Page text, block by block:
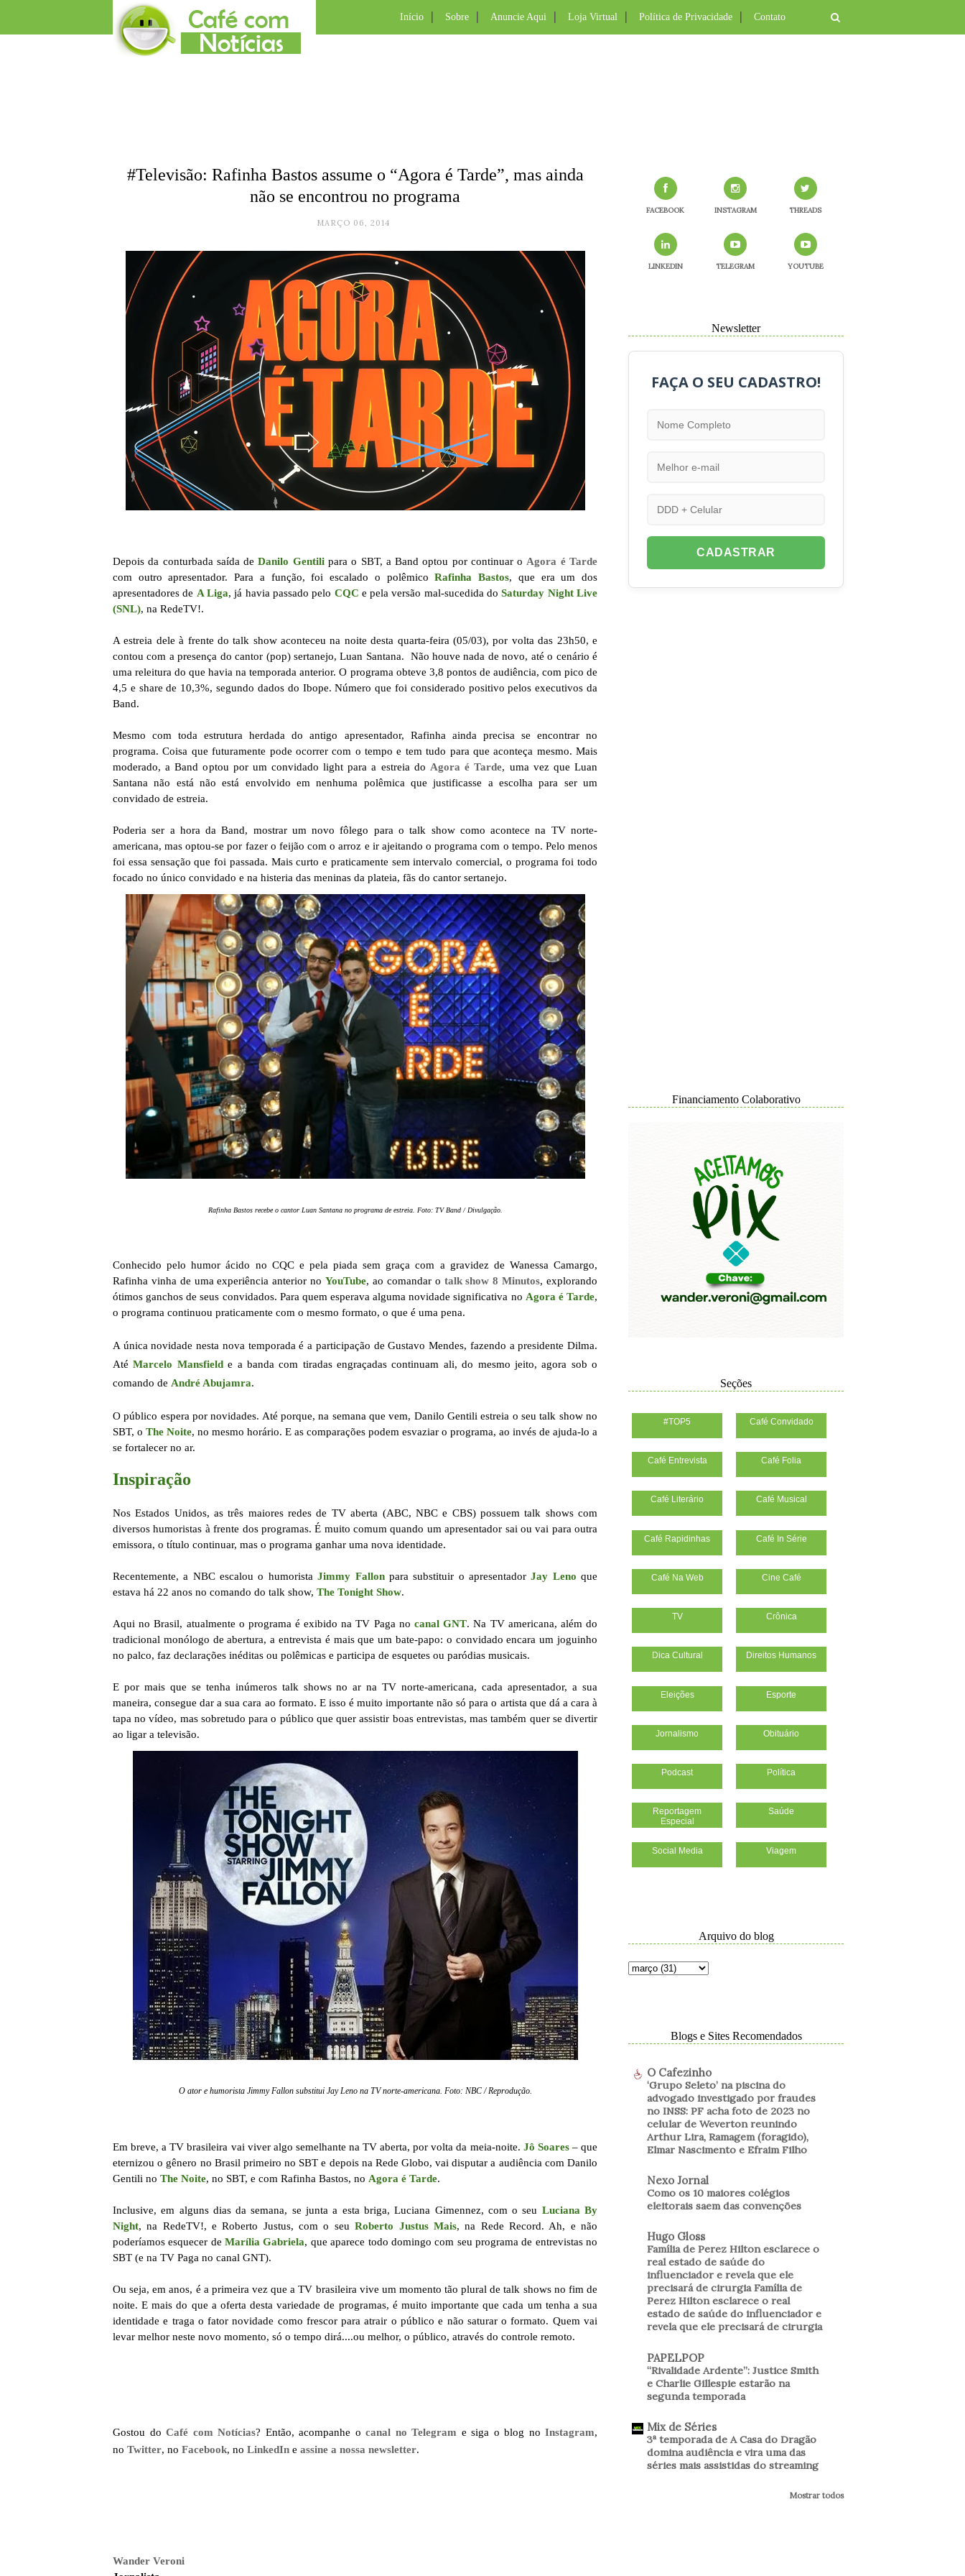
Início Sobre Anuncie Aqui Loja Virtual Política de Privacidade Contato
#Televisão: Rafinha Bastos assume o “Agora é Tarde”, mas ainda
não se encontrou no programa
MARÇO 06, 2014
Depois da conturbada saída deDanilo Gentilipara o SBT, a Band optou por continuar o Agora é Tarde
com outro apresentador. Para a função, foi escalado o polêmicoRafinha Bastos, que era um dos
apresentadores de A Liga, já havia passado pelo CQC e pela versão mal-sucedida doSaturday Night Live
(SNL), na RedeTV!.
A estreia dele à frente do talk show aconteceu na noite desta quarta-feira (05/03), por volta das 23h50, e
contou com a presença do cantor (pop) sertanejo, Luan Santana. Não houve nada de novo, até o cenário é
uma releitura do que havia na temporada anterior. O programa obteve 3,8 pontos de audiência, com pico de
4,5 e share de 10,3%, segundo dados do Ibope. Número que foi considerado positivo pelos executivos da
Band.
Mesmo com toda estrutura herdada do antigo apresentador, Rafinha ainda precisa se encontrar no
programa. Coisa que futuramente pode ocorrer com o tempo e tem tudo para que aconteça mesmo. Mais
moderado, a Band optou por um convidado light para a estreia do Agora é Tarde, uma vez que Luan
Santana não está não está envolvido em nenhuma polêmica que justificasse a escolha para ser um
convidado de estreia.
Poderia ser a hora da Band, mostrar um novo fôlego para o talk show como acontece na TV norte-
americana, mas optou-se por fazer o feijão com o arroz e ir ajeitando o programa com o tempo. Pelo menos
foi essa sensação que foi passada. Mais curto e praticamente sem intervalo comercial, o programa foi todo
focado no único convidado e na histeria das meninas da plateia, fãs do cantor sertanejo.
Rafinha Bastos recebe o cantor Luan Santana no programa de estreia. Foto: TV Band / Divulgação.
Conhecido pelo humor ácido no CQC e pela piada sem graça com a gravidez de Wanessa Camargo,
Rafinha vinha de uma experiência anterior noYouTube, ao comandar o talk show 8 Minutos, explorando
ótimos ganchos de seus convidados. Para quem esperava alguma novidade significativa no Agora é Tarde,
o programa continuou praticamente com o mesmo formato, o que é uma pena.
A única novidade nesta nova temporada é a participação de Gustavo Mendes, fazendo a presidente Dilma.
AtéMarcelo Mansfielde a banda com tiradas engraçadas continuam ali, do mesmo jeito, agora sob o
comando de André Abujamra.
O público espera por novidades. Até porque, na semana que vem, Danilo Gentili estreia o seu talk show no
SBT, o The Noite, no mesmo horário. E as comparações podem esvaziar o programa, ao invés de ajuda-lo a
se fortalecer no ar.
Inspiração
Nos Estados Unidos, as três maiores redes de TV aberta (ABC, NBC e CBS) possuem talk shows com
diversos humoristas à frente dos programas. É muito comum quando um apresentador sai ou vai para outra
emissora, o título continuar, mas o programa ganhar uma nova identidade.
Recentemente, a NBC escalou o humoristaJimmy Fallonpara substituir o apresentadorJay Leno que
estava há 22 anos no comando do talk show, The Tonight Show.
Aqui no Brasil, atualmente o programa é exibido na TV Paga no canal GNT. Na TV americana, além do
tradicional monólogo de abertura, a entrevista é mais que um bate-papo: o convidado encara um joguinho
no palco, faz declarações inéditas ou polêmicas e participa de esquetes ou paródias musicais.
E por mais que se tenha inúmeros talk shows no ar na TV norte-americana, cada apresentador, a sua
maneira, consegue dar a sua cara ao formato. E isso é muito importante não só para o artista que dá a cara à
tapa no vídeo, mas sobretudo para o público que quer assistir boas entrevistas, mas também quer se divertir
ao ligar a televisão.
O ator e humorista Jimmy Fallon substitui Jay Leno na TV norte-americana. Foto: NBC / Reprodução.
Em breve, a TV brasileira vai viver algo semelhante na TV aberta, por volta da meia-noite. Jô Soares – que
eternizou o gênero no Brasil primeiro no SBT e depois na Rede Globo, vai disputar a audiência com Danilo
Gentili no The Noite, no SBT, e com Rafinha Bastos, no Agora é Tarde.
Inclusive, em alguns dias da semana, se junta a esta briga, Luciana Gimennez, com o seu Luciana By
Night, na RedeTV!, e Roberto Justus, com o seuRoberto Justus Mais, na Rede Record. Ah, e não
poderíamos esquecer deMarília Gabriela, que aparece todo domingo com seu programa de entrevistas no
SBT (e na TV Paga no canal GNT).
Ou seja, em anos, é a primeira vez que a TV brasileira vive um momento tão plural de talk shows no fim de
noite. E mais do que a oferta desta variedade de programas, é muito importante que cada um tenha a sua
identidade e traga o fator novidade como frescor para atrair o público e não saturar o formato. Quem vai
levar melhor neste novo momento, só o tempo dirá....ou melhor, o público, através do controle remoto.
Gostou do Café com Notícias? Então, acompanhe o canal no Telegram e siga o blog no Instagram,
no Twitter, no Facebook, no LinkedIn e assine a nossa newsletter.
Wander Veroni
FACEBOOK INSTAGRAM THREADS
LINKEDIN TELEGRAM YOUTUBE
Newsletter
FAÇA O SEU CADASTRO!
CADASTRAR
Financiamento Colaborativo
Seções
#TOP5 Café Convidado
Café Entrevista Café Folia
Café Literário Café Musical
Café Rapidinhas Café In Série
Café Na Web Cine Café
TV Crônica
Dica Cultural Direitos Humanos
Eleições Esporte
Jornalismo Obituário
Podcast Política
Reportagem
Especial
Saúde
Social Media Viagem
Arquivo do blog
Blogs e Sites Recomendados
O Cafezinho
‘Grupo Seleto’ na piscina do
advogado investigado por fraudes
no INSS: PF acha foto de 2023 no
celular de Weverton reunindo
Arthur Lira, Ramagem (foragido),
Elmar Nascimento e Efraim Filho
Nexo Jornal
Como os 10 maiores colégios
eleitorais saem das convenções
Hugo Gloss
Família de Perez Hilton esclarece o
real estado de saúde do
influenciador e revela que ele
precisará de cirurgia Família de
Perez Hilton esclarece o real
estado de saúde do influenciador e
revela que ele precisará de cirurgia
PAPELPOP
“Rivalidade Ardente”: Justice Smith
e Charlie Gillespie estarão na
segunda temporada
Mix de Séries
3ª temporada de A Casa do Dragão
domina audiência e vira uma das
séries mais assistidas do streaming
Mostrar todos